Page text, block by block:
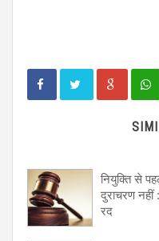
नियुक्ति से
दुराचरण नहीं
रद